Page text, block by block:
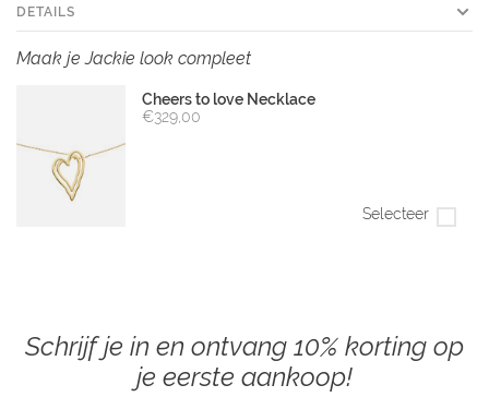
DETAILS
Maak je Jackie look compleet
Cheers to love Necklace
€329,00
Selecteer
Schrijf je in en ontvang 10% korting op
je eerste aankoop!